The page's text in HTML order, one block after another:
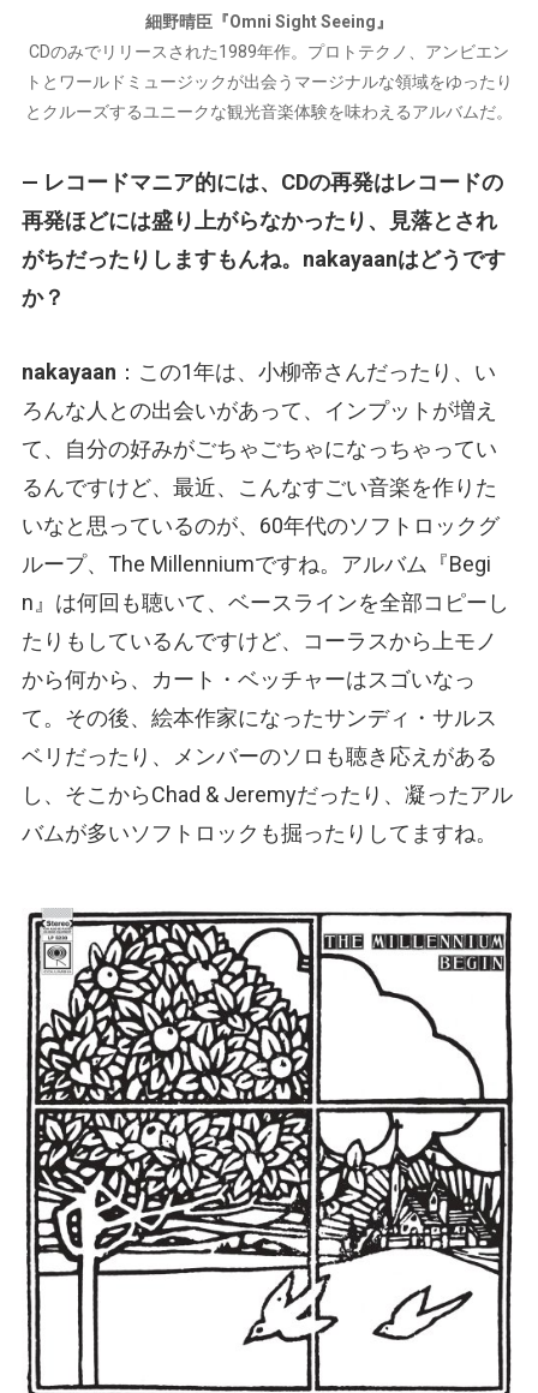
細野晴臣『Omni Sight Seeing』
CDのみでリリースされた1989年作。プロトテクノ、アンビエン
トとワールドミュージックが出会うマージナルな領域をゆったり
とクルーズするユニークな観光音楽体験を味わえるアルバムだ。
— レコードマニア的には、CDの再発はレコードの
再発ほどには盛り上がらなかったり、見落とされ
がちだったりしますもんね。nakayaanはどうです
か？
nakayaan ：この1年は、小柳帝さんだったり、い
ろんな人との出会いがあって、インプットが増え
て、自分の好みがごちゃごちゃになっちゃってい
るんですけど、最近、こんなすごい音楽を作りた
いなと思っているのが、60年代のソフトロックグ
ループ、The Millenniumですね。アルバム『Begi
n』は何回も聴いて、ベースラインを全部コピーし
たりもしているんですけど、コーラスから上モノ
から何から、カート・ベッチャーはスゴいなっ
て。その後、絵本作家になったサンディ・サルス
ベリだったり、メンバーのソロも聴き応えがある
し、そこからChad & Jeremyだったり、凝ったアル
バムが多いソフトロックも掘ったりしてますね。